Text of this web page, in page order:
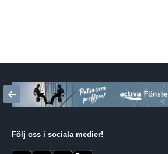
Följ oss i sociala medier!